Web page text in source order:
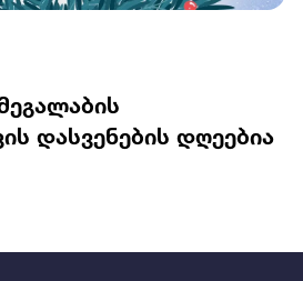
დასვენების დღეებია